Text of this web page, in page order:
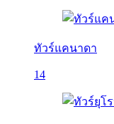
ทัวร์แคนาดา
14